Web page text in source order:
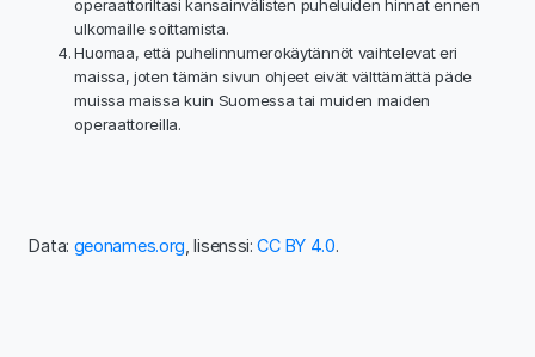
operaattoriltasi kansainvälisten puheluiden hinnat ennen
ulkomaille soittamista.
Huomaa, että puhelinnumerokäytännöt vaihtelevat eri
maissa, joten tämän sivun ohjeet eivät välttämättä päde
muissa maissa kuin Suomessa tai muiden maiden
operaattoreilla.
Data: geonames.org , lisenssi:CC BY 4.0.